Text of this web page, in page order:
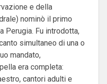
e della
nominò il primo
Perugia. Fu introdotta,
simultaneo di una o
mandato,
era completa:
cantori adulti e